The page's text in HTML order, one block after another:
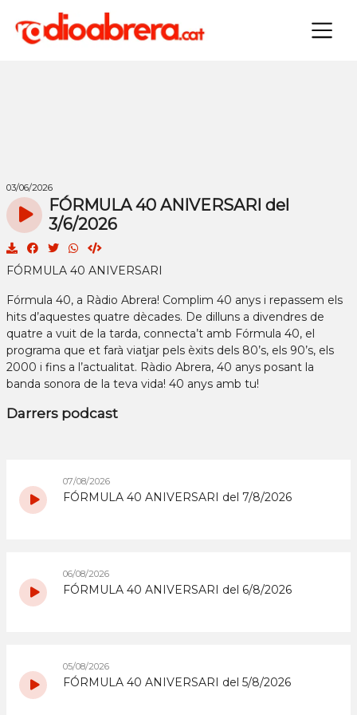
×
03/06/2026
FÓRMULA 40 ANIVERSARI del
3/6/2026
FÓRMULA 40 ANIVERSARI
Fórmula 40, a Ràdio Abrera! Complim 40 anys i repassem els
hits d’aquestes quatre dècades. De dilluns a divendres de
quatre a vuit de la tarda, connecta’t amb Fórmula 40, el
programa que et farà viatjar pels èxits dels 80’s, els 90’s, els
2000 i fins a l’actualitat. Ràdio Abrera, 40 anys posant la
banda sonora de la teva vida! 40 anys amb tu!
Darrers podcast
07/08/2026
FÓRMULA 40 ANIVERSARI del 7/8/2026
06/08/2026
FÓRMULA 40 ANIVERSARI del 6/8/2026
05/08/2026
FÓRMULA 40 ANIVERSARI del 5/8/2026